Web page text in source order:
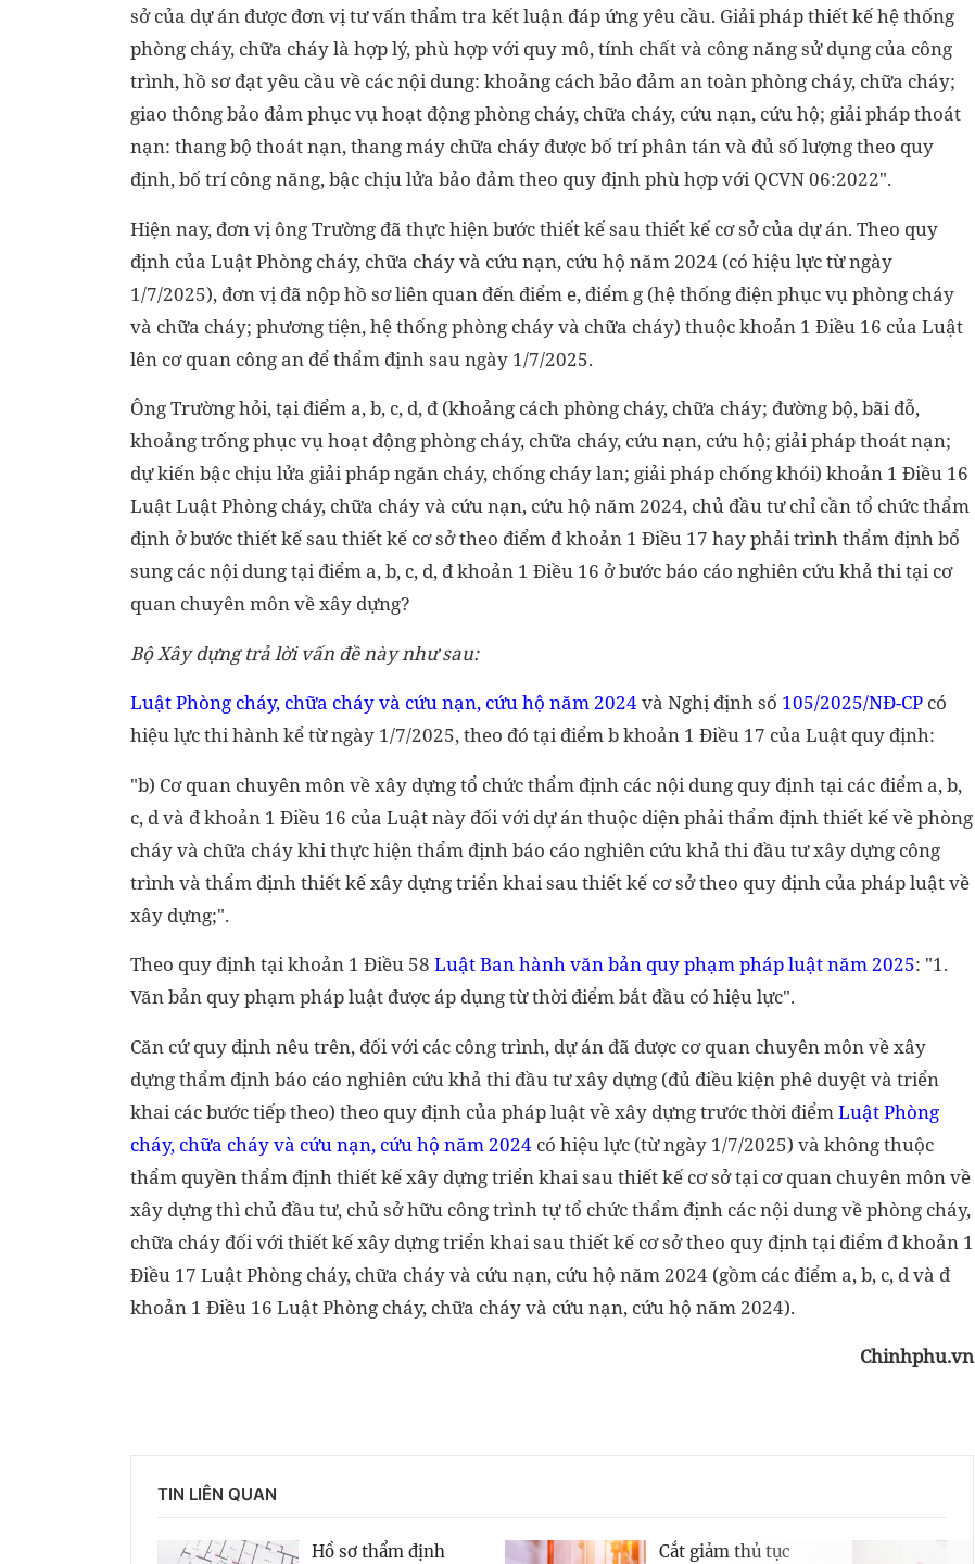
sở của dự án được đơn vị tư vấn thẩm tra kết luận đáp ứng yêu cầu. Giải pháp thiết kế hệ thống
phòng cháy, chữa cháy là hợp lý, phù hợp với quy mô, tính chất và công năng sử dụng của công
trình, hồ sơ đạt yêu cầu về các nội dung: khoảng cách bảo đảm an toàn phòng cháy, chữa cháy;
giao thông bảo đảm phục vụ hoạt động phòng cháy, chữa cháy, cứu nạn, cứu hộ; giải pháp thoát
nạn: thang bộ thoát nạn, thang máy chữa cháy được bố trí phân tán và đủ số lượng theo quy
định, bố trí công năng, bậc chịu lửa bảo đảm theo quy định phù hợp với QCVN 06:2022".
Hiện nay, đơn vị ông Trường đã thực hiện bước thiết kế sau thiết kế cơ sở của dự án. Theo quy
định của Luật Phòng cháy, chữa cháy và cứu nạn, cứu hộ năm 2024 (có hiệu lực từ ngày
1/7/2025), đơn vị đã nộp hồ sơ liên quan đến điểm e, điểm g (hệ thống điện phục vụ phòng cháy
và chữa cháy; phương tiện, hệ thống phòng cháy và chữa cháy) thuộc khoản 1 Điều 16 của Luật
lên cơ quan công an để thẩm định sau ngày 1/7/2025.
Ông Trường hỏi, tại điểm a, b, c, d, đ (khoảng cách phòng cháy, chữa cháy; đường bộ, bãi đỗ,
khoảng trống phục vụ hoạt động phòng cháy, chữa cháy, cứu nạn, cứu hộ; giải pháp thoát nạn;
dự kiến bậc chịu lửa giải pháp ngăn cháy, chống cháy lan; giải pháp chống khói) khoản 1 Điều 16
Luật Luật Phòng cháy, chữa cháy và cứu nạn, cứu hộ năm 2024, chủ đầu tư chỉ cần tổ chức thẩm
định ở bước thiết kế sau thiết kế cơ sở theo điểm đ khoản 1 Điều 17 hay phải trình thẩm định bổ
sung các nội dung tại điểm a, b, c, d, đ khoản 1 Điều 16 ở bước báo cáo nghiên cứu khả thi tại cơ
quan chuyên môn về xây dựng?
Bộ Xây dựng trả lời vấn đề này như sau:
Luật Phòng cháy, chữa cháy và cứu nạn, cứu hộ năm 2024và Nghị định số 105/2025/NĐ-CP có
hiệu lực thi hành kể từ ngày 1/7/2025, theo đó tại điểm b khoản 1 Điều 17 của Luật quy định:
"b) Cơ quan chuyên môn về xây dựng tổ chức thẩm định các nội dung quy định tại các điểm a, b,
c, d và đ khoản 1 Điều 16 của Luật này đối với dự án thuộc diện phải thẩm định thiết kế về phòng
cháy và chữa cháy khi thực hiện thẩm định báo cáo nghiên cứu khả thi đầu tư xây dựng công
trình và thẩm định thiết kế xây dựng triển khai sau thiết kế cơ sở theo quy định của pháp luật về
xây dựng;".
Theo quy định tại khoản 1 Điều 58 Luật Ban hành văn bản quy phạm pháp luật năm 2025: "1.
Văn bản quy phạm pháp luật được áp dụng từ thời điểm bắt đầu có hiệu lực".
Căn cứ quy định nêu trên, đối với các công trình, dự án đã được cơ quan chuyên môn về xây
dựng thẩm định báo cáo nghiên cứu khả thi đầu tư xây dựng (đủ điều kiện phê duyệt và triển
khai các bước tiếp theo) theo quy định của pháp luật về xây dựng trước thời điểmLuật Phòng
cháy, chữa cháy và cứu nạn, cứu hộ năm 2024 có hiệu lực (từ ngày 1/7/2025) và không thuộc
thẩm quyền thẩm định thiết kế xây dựng triển khai sau thiết kế cơ sở tại cơ quan chuyên môn về
xây dựng thì chủ đầu tư, chủ sở hữu công trình tự tổ chức thẩm định các nội dung về phòng cháy,
chữa cháy đối với thiết kế xây dựng triển khai sau thiết kế cơ sở theo quy định tại điểm đ khoản 1
Điều 17 Luật Phòng cháy, chữa cháy và cứu nạn, cứu hộ năm 2024 (gồm các điểm a, b, c, d và đ
khoản 1 Điều 16 Luật Phòng cháy, chữa cháy và cứu nạn, cứu hộ năm 2024).
Chinhphu.vn
TIN LIÊN QUAN
Hồ sơ thẩm định
Cắt giảm thủ tục